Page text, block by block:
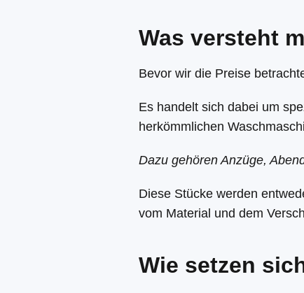
Was versteht
Bevor wir die Preise
Es handelt sich dabei um
herkömmlichen
Dazu gehören Anzüge,
Diese Stücke werden
vom Material und dem
Wie setzen